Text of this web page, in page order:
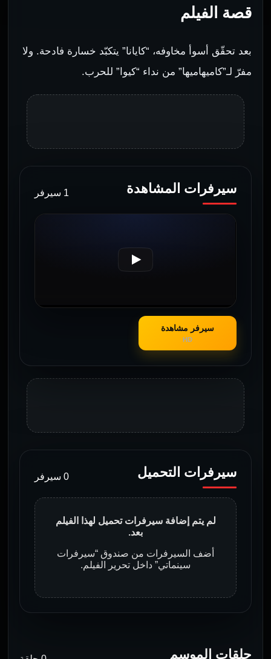
قصة الفيلم
بعد تحقّق أسوأ مخاوفه، “كايانا” يتكبّد خسارة فادحة. ولا
مفرّ لـ”كاميهاميها” من نداء “كيوا” للحرب.
سيرفرات المشاهدة 1 سيرفر
سيرفر مشاهدة
HD
سيرفرات التحميل 0 سيرفر
لم يتم إضافة سيرفرات تحميل لهذا الفيلم
بعد.
أضف السيرفرات من صندوق “سيرفرات
سينماتي” داخل تحرير الفيلم.
حلقات الموسم